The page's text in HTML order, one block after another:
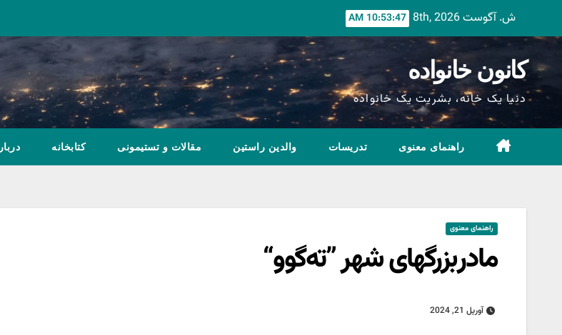
ش. آگوست 8th, 2026 10:53:48 AM
کانون خانواده
دنیا یک خانه، بشریت یک خانواده
راهنمای معنوی تدریسات والدین راستین مقالات و تستیمونی کتابخانه
راهنمای معنوی
مادربزرگهای شهر ”ته‌گوو“
آوریل 21, 2024